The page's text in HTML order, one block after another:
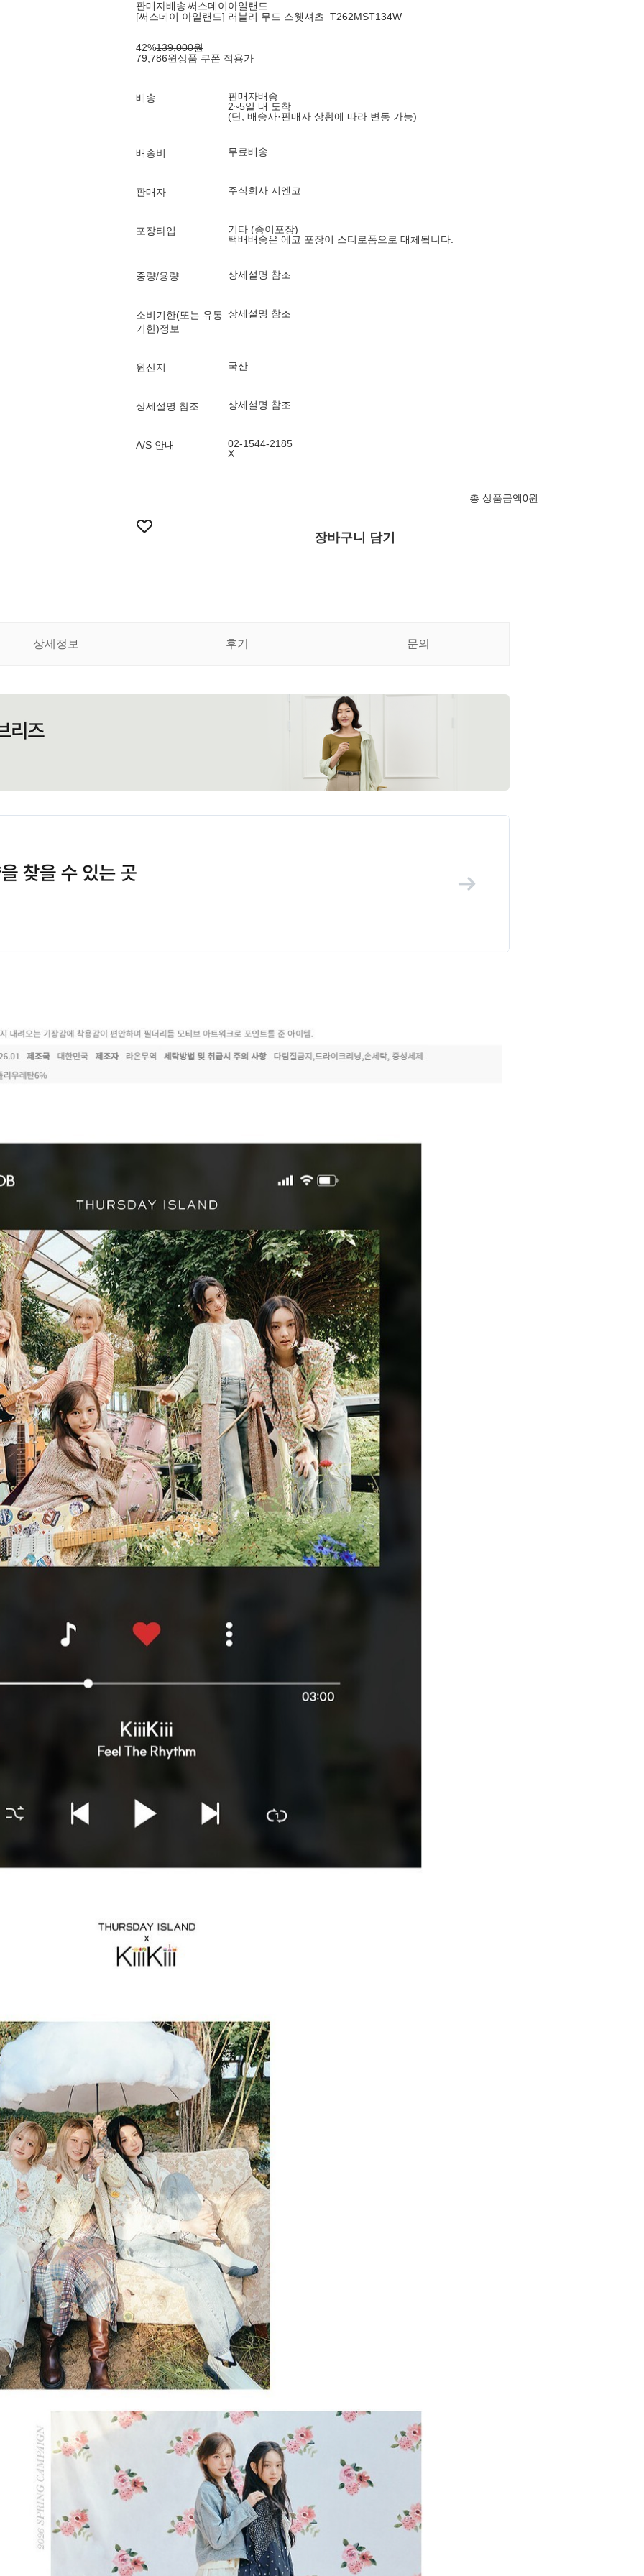
판매자배송써스데이아일랜드
[써스데이 아일랜드] 러블리 무드 스웻셔츠_T262MST134W
42%139,000원
79,786원상품 쿠폰 적용가
배송
판매자배송
2~5일 내 도착
(단, 배송사·판매자 상황에 따라 변동 가능)
배송비 무료배송
판매자 주식회사 지엔코
포장타입
기타 (종이포장)
택배배송은 에코 포장이 스티로폼으로 대체됩니다.
중량/용량 상세설명 참조
소비기한(또는 유통
기한)정보
상세설명 참조
원산지 국산
상세설명 참조 상세설명 참조
A/S 안내
02-1544-2185
X
총 상품금액0원
장바구니 담기
상세정보 후기 문의